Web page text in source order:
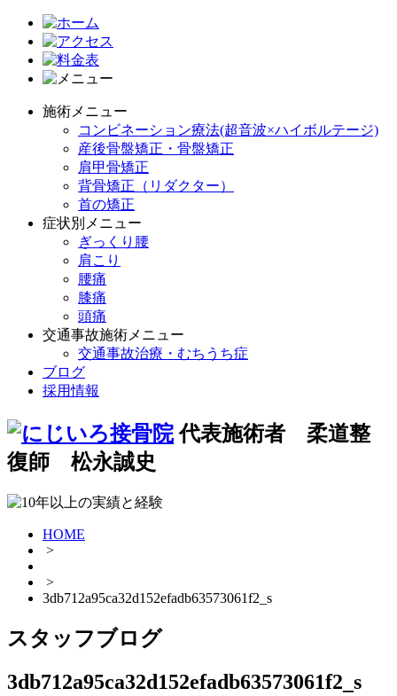
施術メニュー
コンビネーション療法(超音波×ハイボルテージ)
産後骨盤矯正・骨盤矯正
肩甲骨矯正
背骨矯正（リダクター）
首の矯正
症状別メニュー
ぎっくり腰
肩こり
腰痛
膝痛
頭痛
交通事故施術メニュー
交通事故治療・むちうち症
ブログ
採用情報
代表施術者 柔道整
復師 松永誠史
HOME
>
>
3db712a95ca32d152efadb63573061f2_s
スタッフブログ
3db712a95ca32d152efadb63573061f2_s